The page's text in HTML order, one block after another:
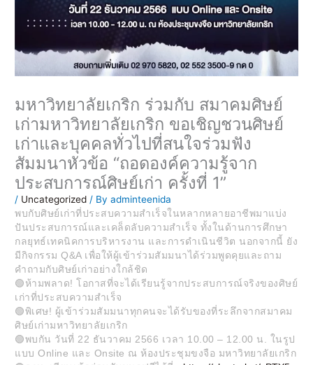
มหาวิทยาลัยเกริก ร่วมกับ สมาคมศิษย์
เก่ามหาวิทยาลัยเกริก ขอเชิญชวนศิษย์
เก่าและบุคคลทั่วไปที่สนใจร่วมฟัง
สัมมนาหัวข้อ “ถอดองค์ความรู้จาก
ประสบการณ์ศิษย์เก่า ครั้งที่ 1”
/ Uncategorized / Byadminteenida
พบกับศิษย์เก่าที่ประสบความสำเร็จในหลากหลายอาชีพมาแบ่ง
ปันประสบการณ์และเคล็ดลับความสำเร็จ ทั้งในด้านการศึกษา
กลยุทธ์เทคนิคการบริหารงาน และการดำเนินชีวิต นอกจากนี้ ยัง
มีกิจกรรม Q&A เพื่อให้ผู้เข้าร่วมสัมมนาได้ร่วมพูดคุยและถาม
คำถามกับศิษย์เก่าอย่างใกล้ชิด
🟢ห้ามพลาด! โอกาสที่จะได้เรียนรู้จากประสบการณ์จริงของศิษย์
เก่าที่ประสบความสำเร็จ
🟢พิเศษ! ผู้เข้าร่วมสัมมนาทุกคนจะได้รับของที่ระลึกจากสมาคม
ศิษย์เก่ามหาวิทยาลัยเกริก
🟢พบกัน วันที่ 22 ธันวาคม 2566 เวลา 10.00 – 12.00 น. ในรูป
แบบ Online และ Onsite ณ ห้องประชุมขงจือ มหาวิทยาลัยเกริก